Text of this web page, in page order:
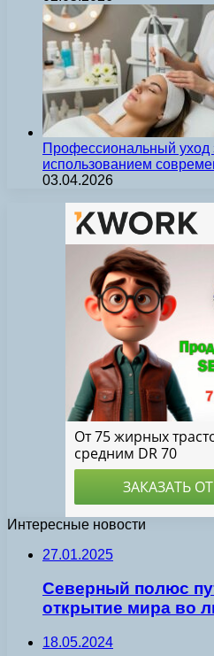
Профессиональный уход
использованием
03.04.2026
Интересные новости
27.01.2025
Северный полюс
открытие мира во
18.05.2024